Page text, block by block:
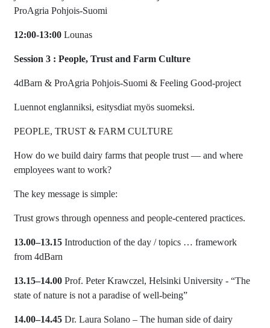
ProAgria Pohjois-Suomi
12:00-13:00 Lounas
Session 3 : People, Trust and Farm Culture
4dBarn & ProAgria Pohjois-Suomi & Feeling Good-project
Luennot englanniksi, esitysdiat myös suomeksi.
PEOPLE, TRUST & FARM CULTURE
How do we build dairy farms that people trust — and where
employees want to work?
The key message is simple:
Trust grows through openness and people-centered practices.
13.00–13.15 Introduction of the day / topics … framework
from 4dBarn
13.15–14.00 Prof. Peter Krawczel, Helsinki University - “The
state of nature is not a paradise of well-being”
14.00–14.45 Dr. Laura Solano – The human side of dairy